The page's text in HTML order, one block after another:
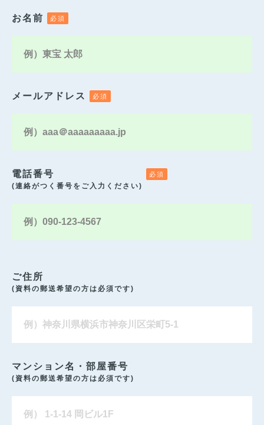
お名前
メールアドレス
電話番号
(連絡がつく番号をご入力ください)
ご住所
(資料の郵送希望の方は必須です)
マンション名・部屋番号
(資料の郵送希望の方は必須です)